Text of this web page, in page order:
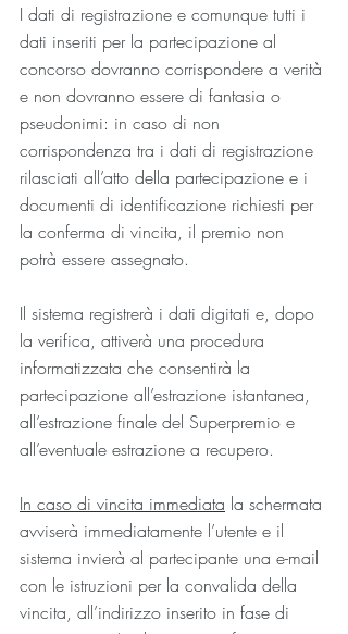
I dati di registrazione e comunque tutti i
dati inseriti per la partecipazione al
concorso dovranno corrispondere a verità
e non dovranno essere di fantasia o
pseudonimi: in caso di non
corrispondenza tra i dati di registrazione
rilasciati all’atto della partecipazione e i
documenti di identificazione richiesti per
la conferma di vincita, il premio non
potrà essere assegnato.
Il sistema registrerà i dati digitati e, dopo
la verifica, attiverà una procedura
informatizzata che consentirà la
partecipazione all’estrazione istantanea,
all’estrazione finale del Superpremio e
all’eventuale estrazione a recupero.
In caso di vincita immediata la schermata
avviserà immediatamente l’utente e il
sistema invierà al partecipante una e-mail
con le istruzioni per la convalida della
vincita, all’indirizzo inserito in fase di